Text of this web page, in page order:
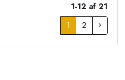
1-12 af 21
1
2